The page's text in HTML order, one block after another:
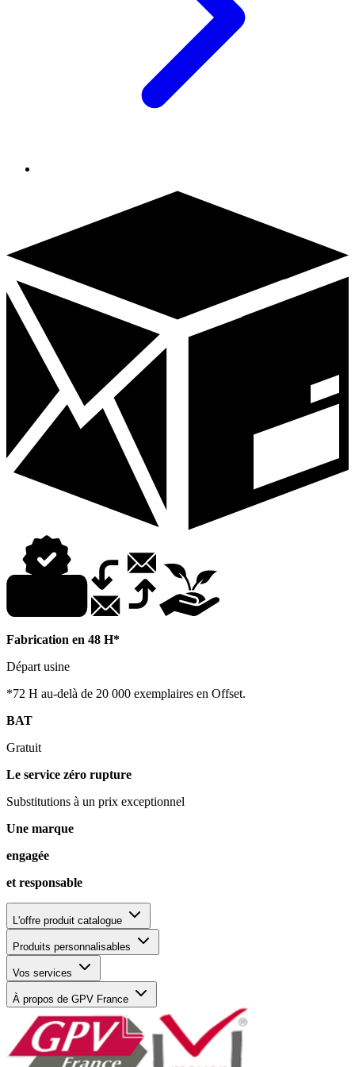
Fabrication en 48 H*
Départ usine
*72 H au-delà de 20 000 exemplaires en Offset.
BAT
Gratuit
Le service zéro rupture
Substitutions à un prix exceptionnel
Une marque
engagée
et responsable
L'offre produit catalogue
Produits personnalisables
Vos services
À propos de GPV France